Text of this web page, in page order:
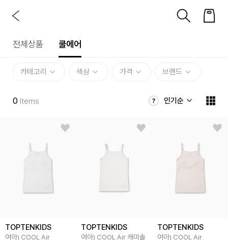
전체상품 쿨에어
카테고리 색상 가격 브랜드
0 Items 인기순
TOPTENKIDS
여아) COOL Air
TOPTENKIDS
여아) COOL Air 캐미솔
TOPTENKIDS
여아) COOL Air